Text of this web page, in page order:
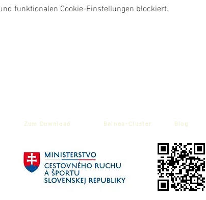
funktionalen Cookie-Einstellungen blockiert.
Zum Download Balnea-Cluster Blog